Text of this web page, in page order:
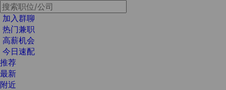
加入群聊
热门兼职
高薪机会
今日速配
推荐
最新
附近